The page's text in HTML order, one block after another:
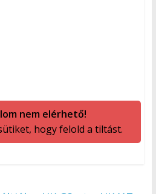
nem elérhető!
hogy felold a tiltást.